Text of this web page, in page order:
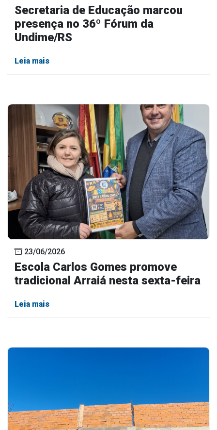
Secretaria de Educação marcou
presença no 36º Fórum da
Undime/RS
Leia mais
23/06/2026
Escola Carlos Gomes promove
tradicional Arraiá nesta sexta-feira
Leia mais